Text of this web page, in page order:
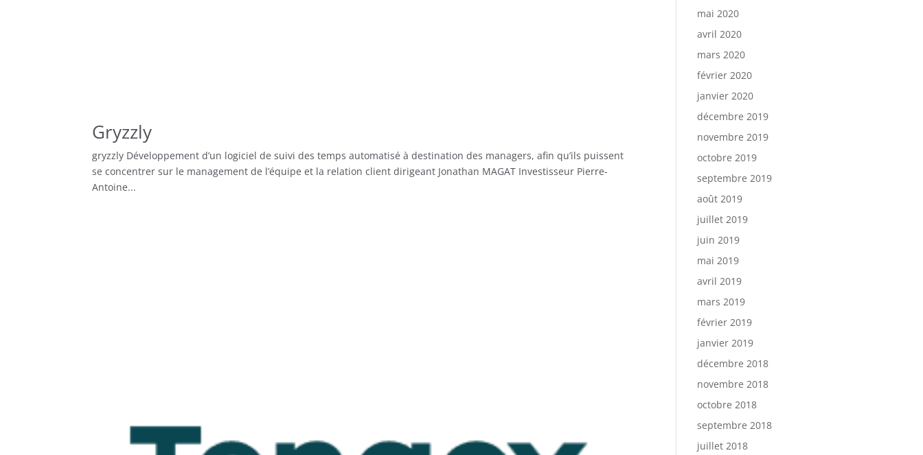
Gryzzly
gryzzly Développement d’un logiciel de suivi des temps automatisé à destination des managers, afin qu’ils puissent
se concentrer sur le management de l’équipe et la relation client dirigeant Jonathan MAGAT Investisseur Pierre-
Antoine...
mai 2020
avril 2020
mars 2020
février 2020
janvier 2020
décembre 2019
novembre 2019
octobre 2019
septembre 2019
août 2019
juillet 2019
juin 2019
mai 2019
avril 2019
mars 2019
février 2019
janvier 2019
décembre 2018
novembre 2018
octobre 2018
septembre 2018
juillet 2018